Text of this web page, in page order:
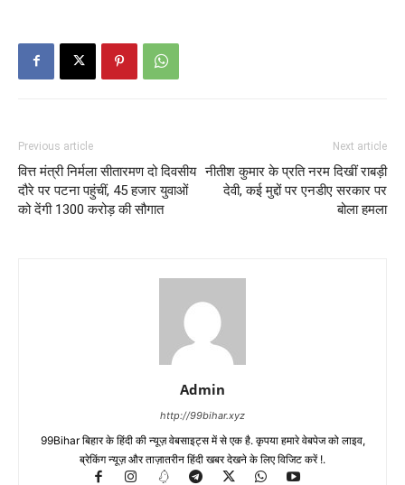
Previous article
वित्त मंत्री निर्मला सीतारमण दो दिवसीय
दौरे पर पटना पहुंचीं, 45 हजार युवाओं
को देंगी 1300 करोड़ की सौगात
Next article
नीतीश कुमार के प्रति नरम दिखीं राबड़ी
देवी, कई मुद्दों पर एनडीए सरकार पर
बोला हमला
Admin
http://99bihar.xyz
99Bihar बिहार के हिंदी की न्यूज़ वेबसाइट्स में से एक है. कृपया हमारे वेबपेज को लाइव,
ब्रेकिंग न्यूज़ और ताज़ातरीन हिंदी खबर देखने के लिए विजिट करें !.